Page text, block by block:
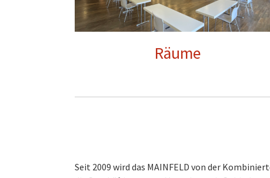
Räume
Seit 2009 wird das MAINFELD von der